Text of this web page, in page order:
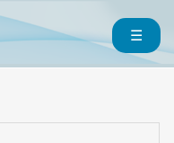
☰